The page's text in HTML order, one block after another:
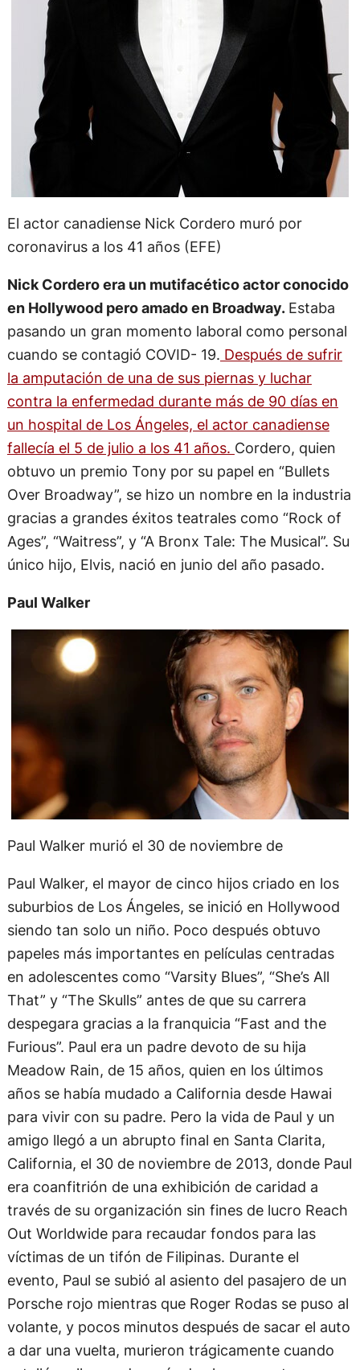
El actor canadiense Nick Cordero muró por
coronavirus a los 41 años (EFE)
Nick Cordero era un mutifacético actor conocido
en Hollywood pero amado en Broadway. Estaba
pasando un gran momento laboral como personal
cuando se contagió COVID- 19. Después de sufrir
la amputación de una de sus piernas y luchar
contra la enfermedad durante más de 90 días en
un hospital de Los Ángeles, el actor canadiense
fallecía el 5 de julio a los 41 años. Cordero, quien
obtuvo un premio Tony por su papel en “Bullets
Over Broadway”, se hizo un nombre en la industria
gracias a grandes éxitos teatrales como “Rock of
Ages”, “Waitress”, y “A Bronx Tale: The Musical”. Su
único hijo, Elvis, nació en junio del año pasado.
Paul Walker
Paul Walker murió el 30 de noviembre de
Paul Walker, el mayor de cinco hijos criado en los
suburbios de Los Ángeles, se inició en Hollywood
siendo tan solo un niño. Poco después obtuvo
papeles más importantes en películas centradas
en adolescentes como “Varsity Blues”, “She’s All
That” y “The Skulls” antes de que su carrera
despegara gracias a la franquicia “Fast and the
Furious”. Paul era un padre devoto de su hija
Meadow Rain, de 15 años, quien en los últimos
años se había mudado a California desde Hawai
para vivir con su padre. Pero la vida de Paul y un
amigo llegó a un abrupto final en Santa Clarita,
California, el 30 de noviembre de 2013, donde Paul
era coanfitrión de una exhibición de caridad a
través de su organización sin fines de lucro Reach
Out Worldwide para recaudar fondos para las
víctimas de un tifón de Filipinas. Durante el
evento, Paul se subió al asiento del pasajero de un
Porsche rojo mientras que Roger Rodas se puso al
volante, y pocos minutos después de sacar el auto
a dar una vuelta, murieron trágicamente cuando